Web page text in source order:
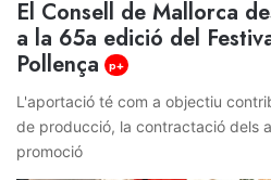
El Consell de Mallorca
a la 65a edició del
Pollença
p+
L'aportació té com a objectiu
de producció, la contractació dels
promoció